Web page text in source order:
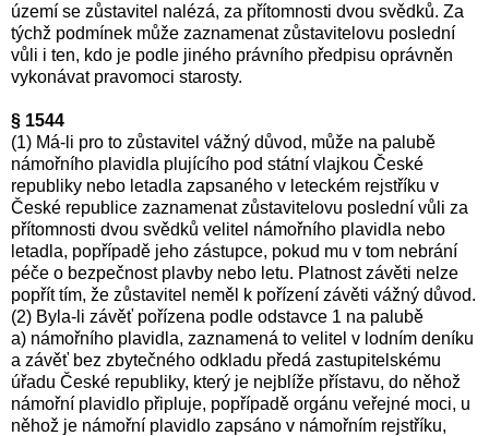
území se zůstavitel nalézá, za přítomnosti dvou svědků. Za
týchž podmínek může zaznamenat zůstavitelovu poslední
vůli i ten, kdo je podle jiného právního předpisu oprávněn
vykonávat pravomoci starosty.
§ 1544
(1) Má-li pro to zůstavitel vážný důvod, může na palubě
námořního plavidla plujícího pod státní vlajkou České
republiky nebo letadla zapsaného v leteckém rejstříku v
České republice zaznamenat zůstavitelovu poslední vůli za
přítomnosti dvou svědků velitel námořního plavidla nebo
letadla, popřípadě jeho zástupce, pokud mu v tom nebrání
péče o bezpečnost plavby nebo letu. Platnost závěti nelze
popřít tím, že zůstavitel neměl k pořízení závěti vážný důvod.
(2) Byla-li závěť pořízena podle odstavce 1 na palubě
a) námořního plavidla, zaznamená to velitel v lodním deníku
a závěť bez zbytečného odkladu předá zastupitelskému
úřadu České republiky, který je nejblíže přístavu, do něhož
námořní plavidlo připluje, popřípadě orgánu veřejné moci, u
něhož je námořní plavidlo zapsáno v námořním rejstříku,